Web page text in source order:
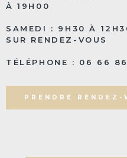
À 19H00
SAMEDI : 9H30 À
SUR RENDEZ-VOUS
TÉLÉPHONE : 06 66
PRENDRE RENDEZ-